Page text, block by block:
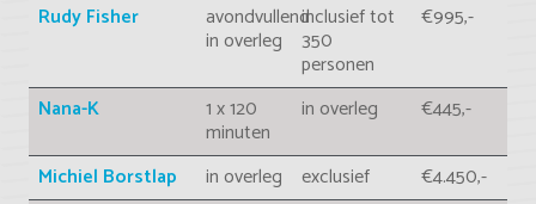
Rudy Fisher
avondvullend
in overleg
inclusief tot
350
personen
€995,-
Nana-K 1 x 120
minuten
in overleg €445,-
Michiel Borstlap in overleg exclusief
€4.450,-